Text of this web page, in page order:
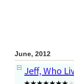
June, 2012
Jeff, Who